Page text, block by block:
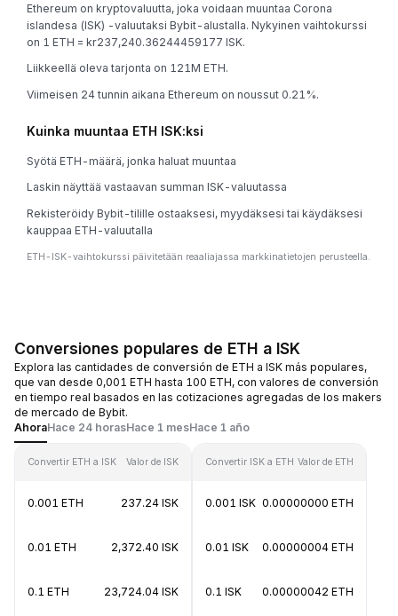
Ethereum on kryptovaluutta, joka voidaan muuntaa Corona
islandesa (ISK) -valuutaksi Bybit-alustalla. Nykyinen vaihtokurssi
on 1 ETH = kr237,240.36244459177 ISK.
Liikkeellä oleva tarjonta on 121M ETH.
Viimeisen 24 tunnin aikana Ethereum on noussut 0.21%.
Kuinka muuntaa ETH ISK:ksi
Syötä ETH-määrä, jonka haluat muuntaa
Laskin näyttää vastaavan summan ISK-valuutassa
Rekisteröidy Bybit-tilille ostaaksesi, myydäksesi tai käydäksesi
kauppaa ETH-valuutalla
ETH-ISK-vaihtokurssi päivitetään reaaliajassa markkinatietojen perusteella.
Conversiones populares de ETH a ISK
Explora las cantidades de conversión de ETH a ISK más populares,
que van desde 0,001 ETH hasta 100 ETH, con valores de conversión
en tiempo real basados en las cotizaciones agregadas de los makers
de mercado de Bybit.
AhoraHace 24 horasHace 1 mesHace 1 año
Convertir ETH a ISK Valor de ISK
0.001 ETH 237.24 ISK
0.01 ETH 2,372.40 ISK
0.1 ETH 23,724.04 ISK
Convertir ISK a ETH Valor de ETH
0.001 ISK 0.00000000 ETH
0.01 ISK 0.00000004 ETH
0.1 ISK 0.00000042 ETH